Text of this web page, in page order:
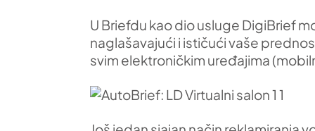
U Briefdu kao dio usluge DigiBrief
naglašavajući i ističući vaše
svim elektroničkim uređajima